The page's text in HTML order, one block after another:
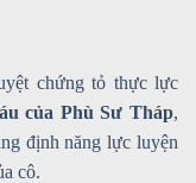
chứng tỏ thực lực
của Phù Sư Tháp,
định năng lực luyện
cô.